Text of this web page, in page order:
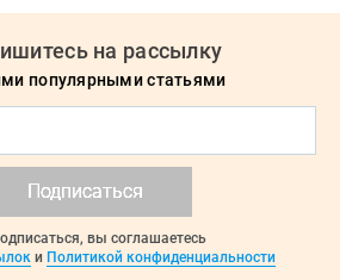
на рассылку
популярными статьями
Подписаться
вы соглашаетесь
и Политикой конфиденциальности